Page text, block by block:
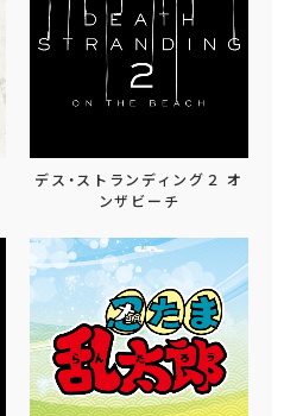
デス・ストランディング２ オ
ンザビーチ